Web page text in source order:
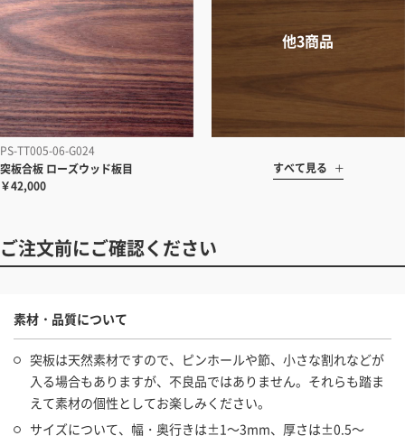
PS-TT005-06-G024
突板合板 ローズウッド板目
￥42,000
すべて見る
ご注文前にご確認ください
素材・品質について
突板は天然素材ですので、ピンホールや節、小さな割れなどが
入る場合もありますが、不良品ではありません。それらも踏ま
えて素材の個性としてお楽しみください。
サイズについて、幅・奥行きは±1～3mm、厚さは±0.5～